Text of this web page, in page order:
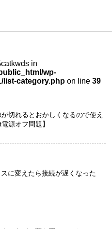
in
wp-
list-category.php on line 39
切れるとおかしくなるので使え
源オフ問題】
に変えたら接続が遅くなった